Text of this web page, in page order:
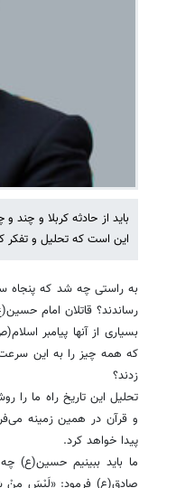
باید از حادثه کربلا و چند
این است که تحلیل و تفکر
به راستی چه شد که پنجاه
رساندند؟ قاتلان امام
بسیاری از آنها پیامبر
که همه چیز را به این سرعت
زدند؟
تحلیل این تاریخ راه ما را
و قرآن در همین زمینه
پیدا خواهد کرد.
ما باید ببینیم حسین(ع)
صادق(ع) فرمود: «لَیْسَ مِنْ